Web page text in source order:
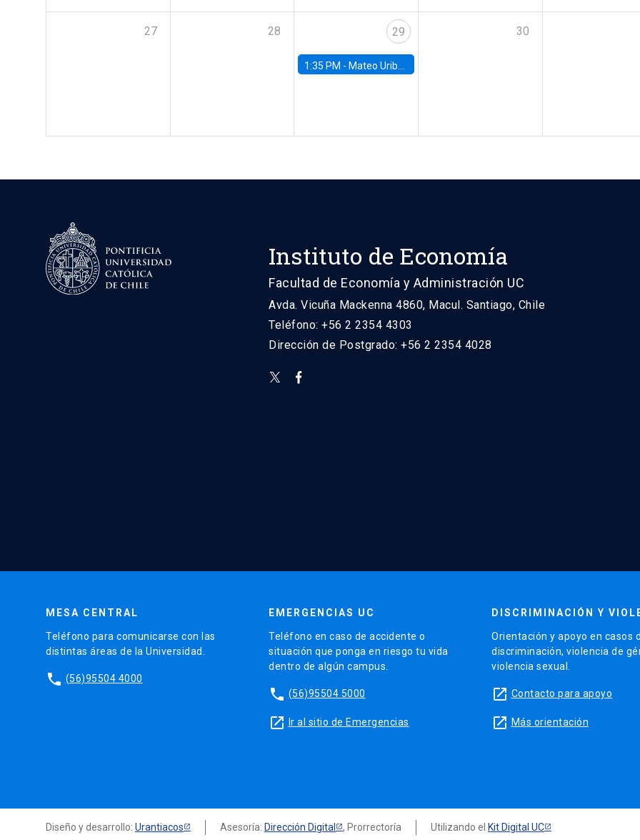
27 28 29
1:35 PM - Mateo Uribe-Castro, Universidad de los Andes (Colombia)
30
Instituto de Economía
Facultad de Economía y Administración UC
Avda. Vicuña Mackenna 4860, Macul. Santiago, Chile
Teléfono: +56 2 2354 4303
Dirección de Postgrado: +56 2 2354 4028
MESA CENTRAL
Teléfono para comunicarse con las
distintas áreas de la Universidad.
phone (56)95504 4000
EMERGENCIAS UC
Teléfono en caso de accidente o
situación que ponga en riesgo tu vida
dentro de algún campus.
phone (56)95504 5000
launch Ir al sitio de Emergencias
DISCRIMINACIÓN Y
Orientación y apoyo en casos
discriminación, violencia de
violencia sexual.
launch Contacto para apoyo
launch Más orientación
Diseño y desarrollo: Urantiacos Asesoría: Dirección Digital , Prorrectoría Utilizando el Kit Digital UC